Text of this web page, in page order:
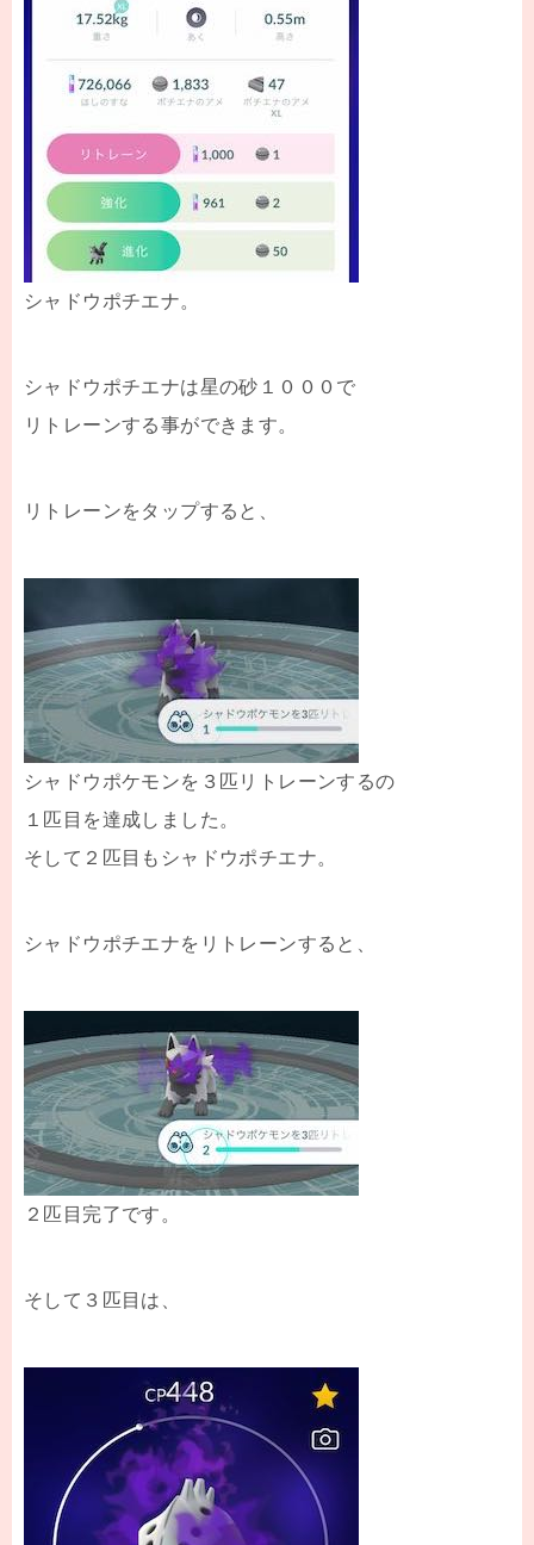
シャドウポチエナ。
シャドウポチエナは星の砂１０００で
リトレーンする事ができます。
リトレーンをタップすると、
シャドウポケモンを３匹リトレーンするの
１匹目を達成しました。
そして２匹目もシャドウポチエナ。
シャドウポチエナをリトレーンすると、
２匹目完了です。
そして３匹目は、